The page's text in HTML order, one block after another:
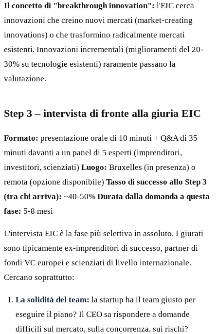
Il concetto di "breakthrough innovation": l'EIC cerca
innovazioni che creino nuovi mercati (market-creating
innovations) o che trasformino radicalmente mercati
esistenti. Innovazioni incrementali (miglioramenti del 20-
30% su tecnologie esistenti) raramente passano la
valutazione.
Step 3 – intervista di fronte alla giuria EIC
Formato: presentazione orale di 10 minuti + Q&A di 35
minuti davanti a un panel di 5 esperti (imprenditori,
investitori, scienziati) Luogo: Bruxelles (in presenza) o
remota (opzione disponibile) Tasso di successo allo Step 3
(tra chi arriva): ~40-50% Durata dalla domanda a questa
fase: 5-8 mesi
L'intervista EIC è la fase più selettiva in assoluto. I giurati
sono tipicamente ex-imprenditori di successo, partner di
fondi VC europei e scienziati di livello internazionale.
Cercano soprattutto:
La solidità del team: la startup ha il team giusto per
eseguire il piano? Il CEO sa rispondere a domande
difficili sul mercato, sulla concorrenza, sui rischi?